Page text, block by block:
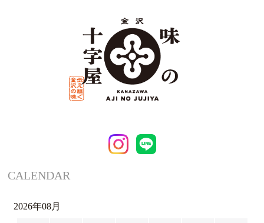
CALENDAR
2026年08月